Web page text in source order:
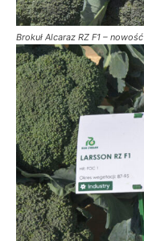
Brokuł Alcaraz RZ F1 – nowość